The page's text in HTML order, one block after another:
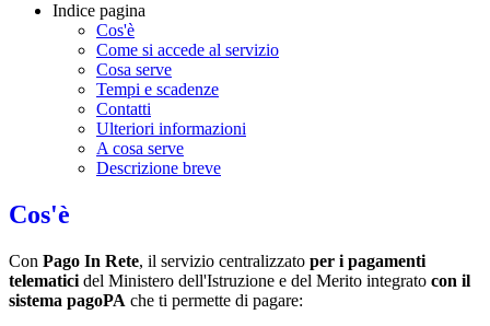
Indice pagina
Cos'è
Come si accede al servizio
Cosa serve
Tempi e scadenze
Contatti
Ulteriori informazioni
A cosa serve
Descrizione breve
Cos'è
Con Pago In Rete, il servizio centralizzato per i pagamenti
telematici del Ministero dell'Istruzione e del Merito integrato con il
sistema pagoPA che ti permette di pagare: